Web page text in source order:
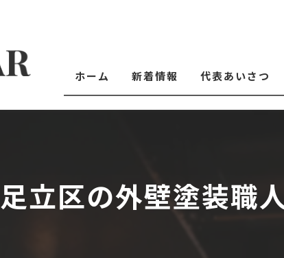
ホーム 新着情報 代表あいさつ
足立区の外壁塗装職